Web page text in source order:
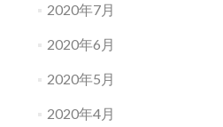
2020年7月
2020年6月
2020年5月
2020年4月